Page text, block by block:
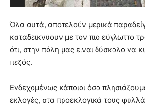
Όλα αυτά, αποτελούν μερικά
καταδεικνύουν με τον πιο εύγλωττο
ότι, στην πόλη μας είναι δύσκολο να
πεζός.
Ενδεχομένως κάποιοι όσο
εκλογές, στα προεκλογικά τους